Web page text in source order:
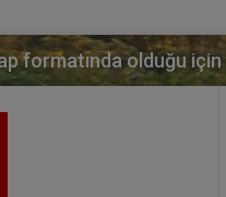
formatında olduğu için